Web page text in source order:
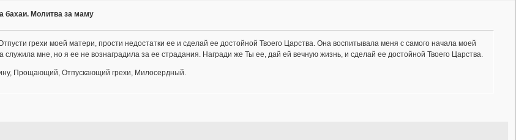
бахаи. Молитва за маму
грехи моей матери, прости недостатки ее и сделай ее достойной Твоего Царства. Она воспитывала меня с самого начала моей
служила мне, но я ее не вознаградила за ее страдания. Награди же Ты ее, дай ей вечную жизнь, и сделай ее достойной Твоего Царства.
Прощающий, Отпускающий грехи, Милосердный.